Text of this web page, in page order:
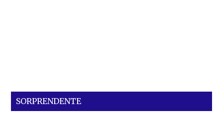
SORPRENDENTE